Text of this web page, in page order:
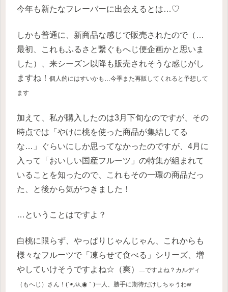
今年も新たなフレーバーに出会えるとは…♡
しかも普通に、新商品な感じで販売されたので（…
最初、これもふるさと繋ぐもへじ便企画かと思いま
した）、来シーズン以降も販売されそうな感じがし
ますね！ 個人的にはすいかも…今季また再販してくれると予想して
ます
加えて、私が購入したのは3月下旬なのですが、その
時点では「やけに桃を使った商品が集結してる
な…」ぐらいにしか思ってなかったのですが、4月に
入って「おいしい国産フルーツ」の特集が組まれて
いることを知ったので、これもその一環の商品だっ
た、と後から気がつきました！
…ということはですよ？
白桃に限らず、やっぱりじゃんじゃん、これからも
様々なフルーツで「凍らせて食べる」シリーズ、増
やしていけそうですよね☆（爽）
…ですよね？カルディ
（もへじ）さん！(΄◉◞౪◟◉｀)一人
勝手に期待だけしちゃうわw